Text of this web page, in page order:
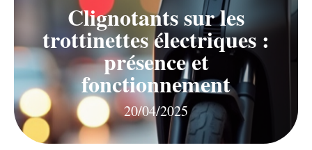
Clignotants sur les
trottinettes électriques :
présence et
fonctionnement
20/04/2025